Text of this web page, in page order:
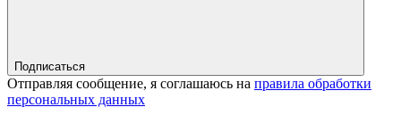
Подписаться
Отправляя сообщение, я соглашаюсь на правила обработки
персональных данных